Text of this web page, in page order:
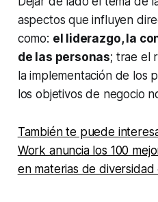
aspectos que influyen
como: el liderazgo, la
de las personas; trae el
la implementación de los
los objetivos de negocio
También te puede
Work anuncia los 100
en materias de diversidad